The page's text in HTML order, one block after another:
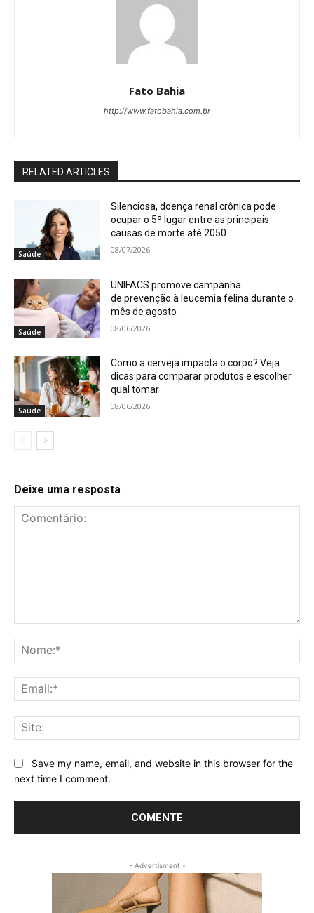
Fato Bahia
http://www.fatobahia.com.br
RELATED ARTICLES
Saúde
Silenciosa, doença renal crônica pode
ocupar o 5º lugar entre as principais
causas de morte até 2050
08/07/2026
Saúde
UNIFACS promove campanha
de prevenção à leucemia felina durante o
mês de agosto
08/06/2026
Saúde
Como a cerveja impacta o corpo? Veja
dicas para comparar produtos e escolher
qual tomar
08/06/2026
Deixe uma resposta
Save my name, email, and website in this browser for the
next time I comment.
- Advertisment -